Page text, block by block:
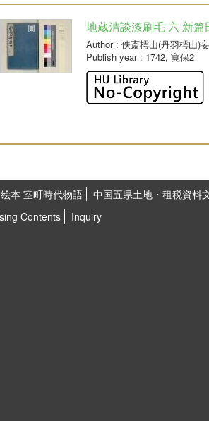
地蔵清談漆刷毛 六 新篇
Author: 佚斎樗山(丹羽樗山)
Publish year: 1742, 寛保2
本 室町時代物語
中国五県土地・租税資料
Contents
Inquiry